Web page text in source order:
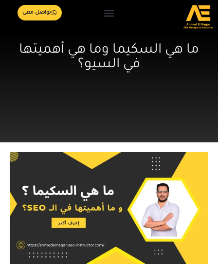
تواصل معى
ما هي السكيما وما هي أهميتها
في السيو؟